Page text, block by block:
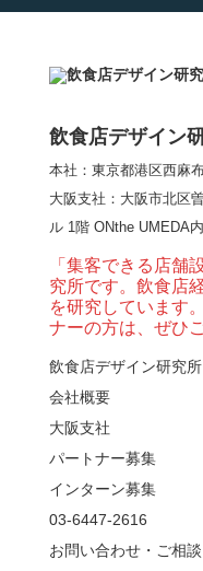
【
と
和
「
【
ノ
薦
な
飲食店デザイン
本社：東京都港区西麻
大阪支社 ：大阪市北区
ル 1階 ONthe UMEDA内
「集客できる店舗
究所です。飲食店
を研究しています
ナーの方は、ぜひ
飲食店デザイン研究
会社概要
大阪支社
パートナー募集
インターン募集
03-6447-2616
お問い合わせ・ご相談